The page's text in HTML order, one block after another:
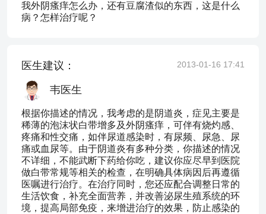
我外阴瘙痒怎么办，还有豆腐渣似的东西，这是什么
病？怎样治疗呢？
医生建议： 2013-01-16 17:41
韦医生
根据你描述的情况，我考虑的是阴道炎，症见主要是
稀薄的泡沫状白带增多及外阴瘙痒，可伴有烧灼感、
疼痛和性交痛，如伴尿道感染时，有尿频、尿急、尿
痛或血尿等。由于阴道炎有多种分类，你描述的情况
不详细，不能武断下药给你吃，建议你应尽早到医院
做白带常规等相关的检查，在明确具体病因后再遵循
医嘱进行治疗。在治疗同时，您还应配合调整日常的
生活饮食，补充全面营养，并改善泌尿生殖系统的环
境，提高局部免疫，来增进治疗的效果，防止感染的